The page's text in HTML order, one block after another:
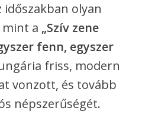
időszakban olyan
a „Szív zene
fenn, egyszer
friss, modern
vonzott, és tovább
népszerűségét.